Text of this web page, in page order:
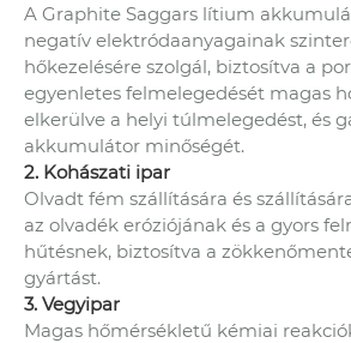
A Graphite Saggars lítium
negatív elektródaanyagainak
hőkezelésére szolgál, biztosítva a
egyenletes felmelegedését magas
elkerülve a helyi túlmelegedést, és
akkumulátor minőségét.
2. Kohászati ​​ipar
Olvadt fém szállítására és
az olvadék eróziójának és a gyors
hűtésnek, biztosítva a
gyártást.
3. Vegyipar
Magas hőmérsékletű kémiai